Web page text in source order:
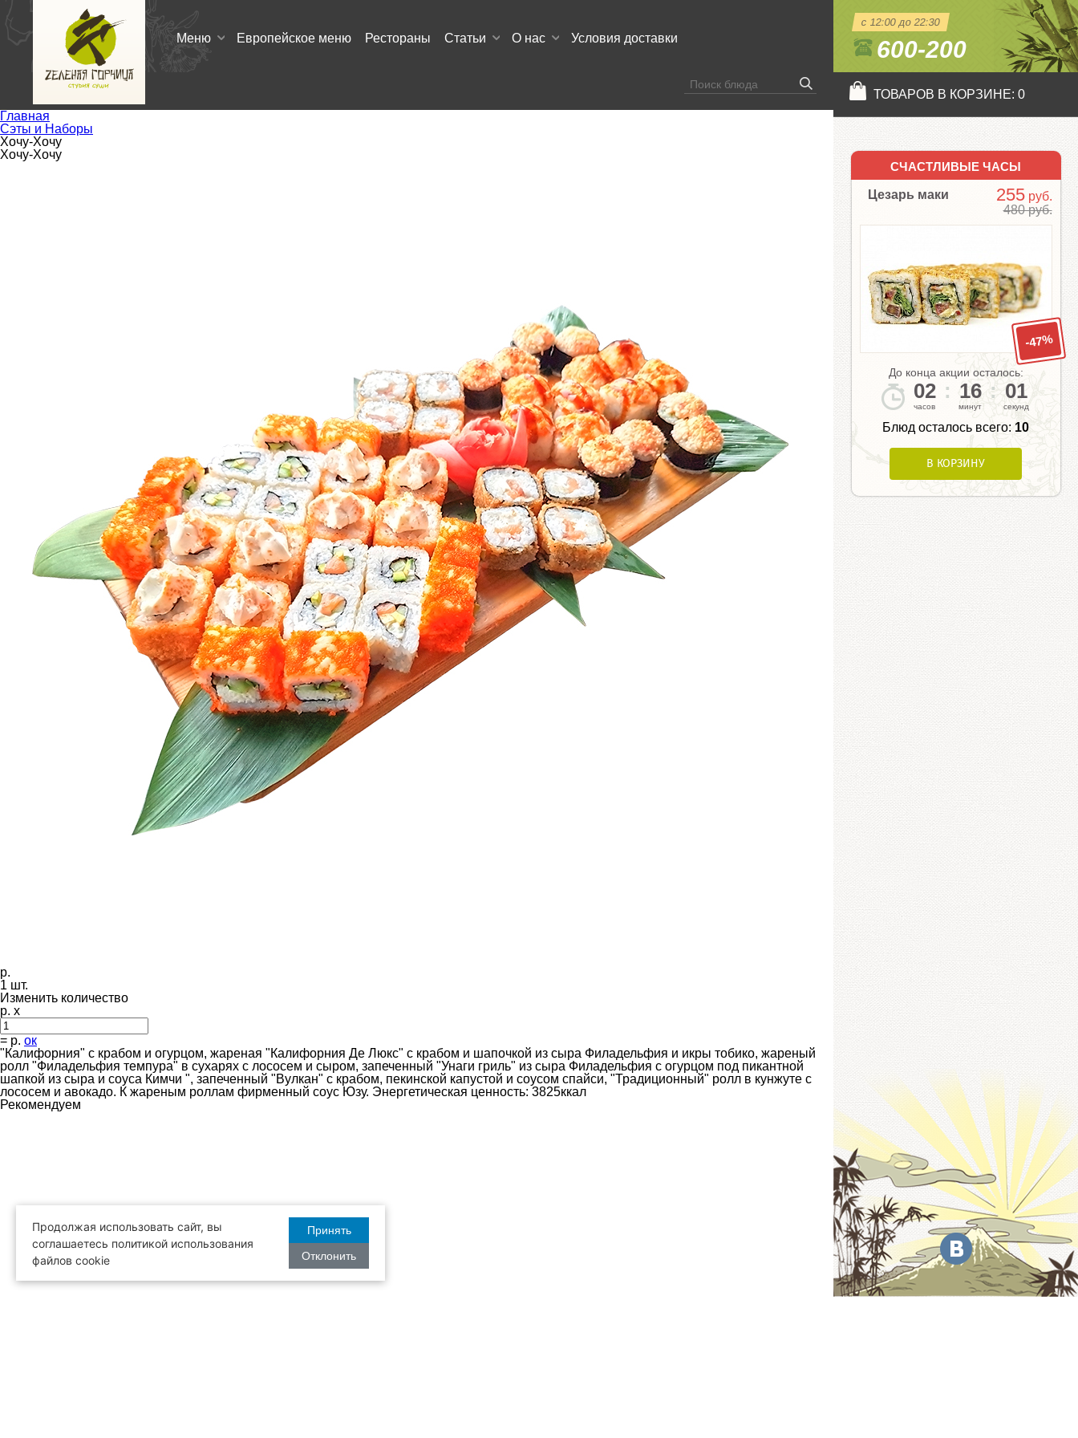
с 12:00 до 22:30
600-200
ТОВАРОВ В КОРЗИНЕ: 0
СЧАСТЛИВЫЕ ЧАСЫ
255руб.
480 руб.
Цезарь маки
-47%
До конца акции осталось:
02 : 16 : 00
Блюд осталось всего: 10
В КОРЗИНУ
Меню Европейское меню Рестораны Статьи О нас Условия доставки
Главная
Сэты и Наборы
Хочу-Хочу
Хочу-Хочу
р.
1 шт.
Изменить количество
р. x
= р. ок
"Калифорния" с крабом и огурцом, жареная "Калифорния Де Люкс" с крабом и шапочкой из сыра Филадельфия и икры тобико, жареный
ролл "Филадельфия темпура" в сухарях с лососем и сыром, запеченный "Унаги гриль" из сыра Филадельфия с огурцом под пикантной
шапкой из сыра и соуса Кимчи ", запеченный "Вулкан" с крабом, пекинской капустой и соусом спайси, "Традиционный" ролл в кунжуте с
лососем и авокадо. К жареным роллам фирменный соус Юзу. Энергетическая ценность: 3825ккал
Рекомендуем
Продолжая использовать сайт, вы
соглашаетесь политикой использования
файлов cookie
Принять
Отклонить